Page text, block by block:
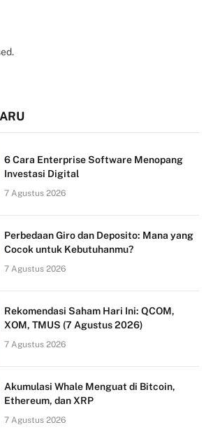
6 Cara Enterprise Software Menopang
Investasi Digital
7 Agustus 2026
Perbedaan Giro dan Deposito: Mana yang
Cocok untuk Kebutuhanmu?
7 Agustus 2026
Rekomendasi Saham Hari Ini: QCOM,
XOM, TMUS (7 Agustus 2026)
7 Agustus 2026
Akumulasi Whale Menguat di Bitcoin,
Ethereum, dan XRP
7 Agustus 2026